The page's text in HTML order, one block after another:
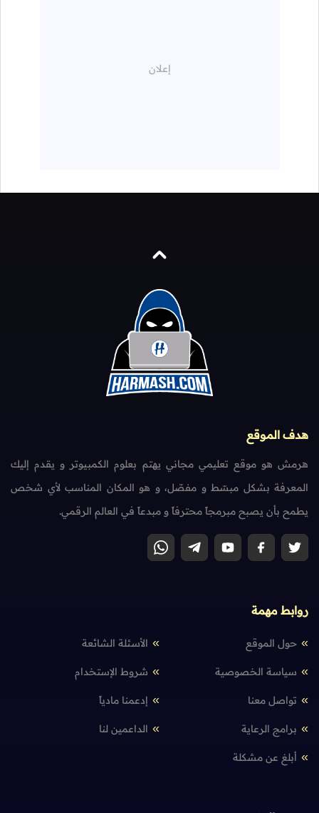
هدف الموقع
هرمش هو موقع تعليمي مجاني يهتم بعلوم الكمبيوتر و يقدم إليك
المعرفة بشكل مبسّط و مفصّل، و هو المكان المناسب لأي شخص
يطمح بأن يصبح مبرمجاً محترفاً و مبدعاً في العالم الرقمي.
روابط مهمة
حول الموقع الأسئلة الشائعة
سياسة الخصوصية شروط الإستخدام
تواصل معنا إدعمنا مادياً
برامج الرعاية الداعمين لنا
أبلغ عن مشكلة